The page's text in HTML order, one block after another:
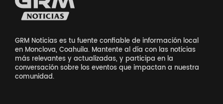
GRM Noticias es tu fuente confiable de información local
en Monclova, Coahuila. Mantente al día con las noticias
más relevantes y actualizadas, y participa en la
conversación sobre los eventos que impactan a nuestra
comunidad.